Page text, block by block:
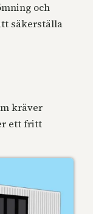
och
säkerställa
kräver
ett fritt